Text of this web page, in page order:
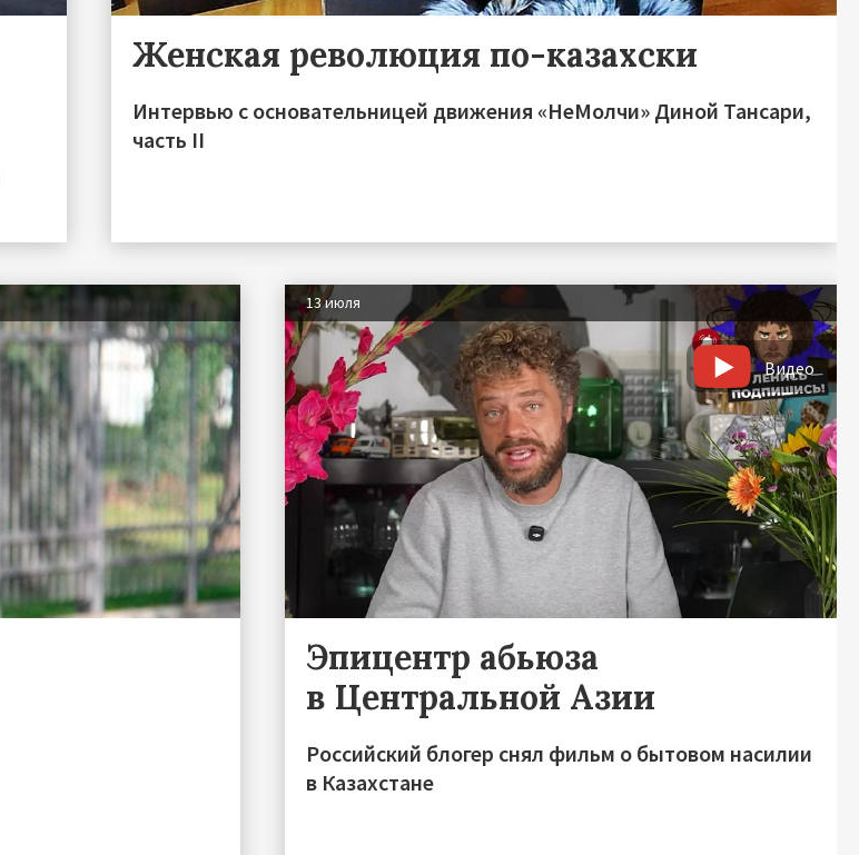
Женская революция по-казахски
Интервью с основательницей движения «НеМолчи» Диной Тансари,
часть II
13 июля
Видео
Эпицентр абьюза
в Центральной Азии
Российский блогер снял фильм о бытовом насилии
в Казахстане